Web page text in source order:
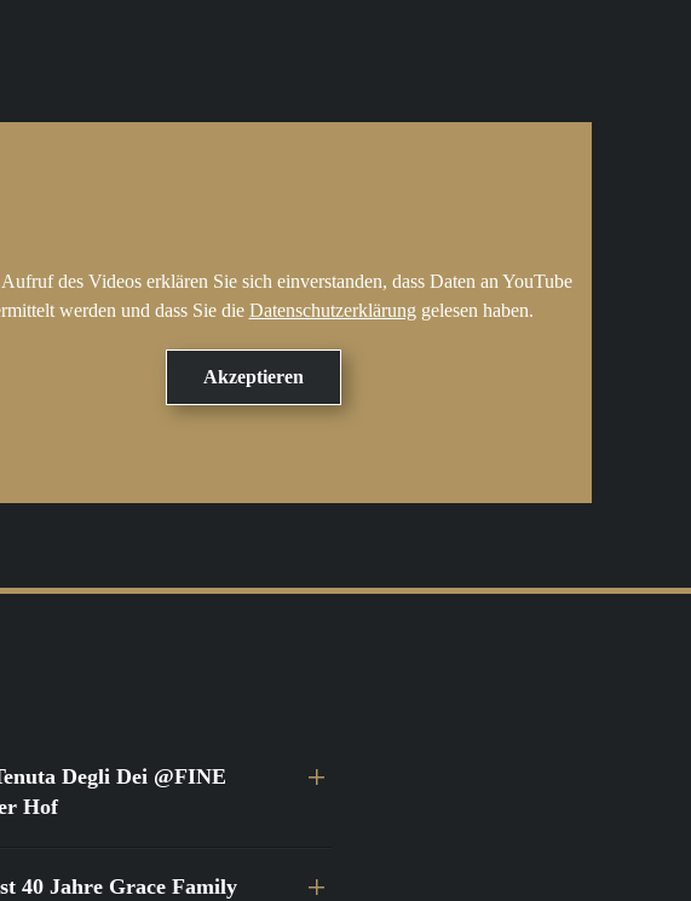
des Videos erklären Sie sich einverstanden, dass Daten an YouTube
werden und dass Sie die Datenschutzerklärung gelesen haben.
Degli Dei @FINE
Hof
40 Jahre Grace Family